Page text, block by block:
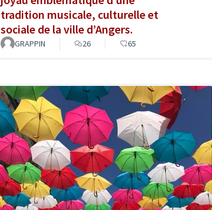
tradition musicale, culturelle et
sociale de la ville d’Angers.
GRAPPIN 26 65